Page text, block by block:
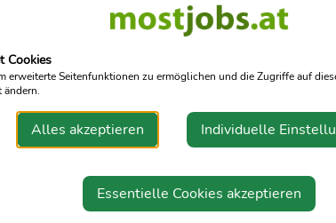
laut Pflegeplanung
Nachtdienste
Umgebung Ihres Wohnortes
und Qualifikation fördern
in Gehaltsstufe1 - Verwendungsgruppe IVa: ca. € 3.520,-
je nach Ausbildung und in höhere Gehaltsstufen
KV und BV.
Cookies
erweiterte Seitenfunktionen zu ermöglichen und die Zugriffe auf
ändern.
Alles akzeptieren Individuelle
Essentielle Cookies akzeptieren